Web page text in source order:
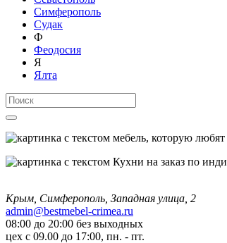
Симферополь
Судак
Ф
Феодосия
Я
Ялта
Крым, Симферополь, Западная улица, 2
admin@bestmebel-crimea.ru
08:00 до 20:00 без выходных
цех с 09.00 до 17:00, пн. - пт.